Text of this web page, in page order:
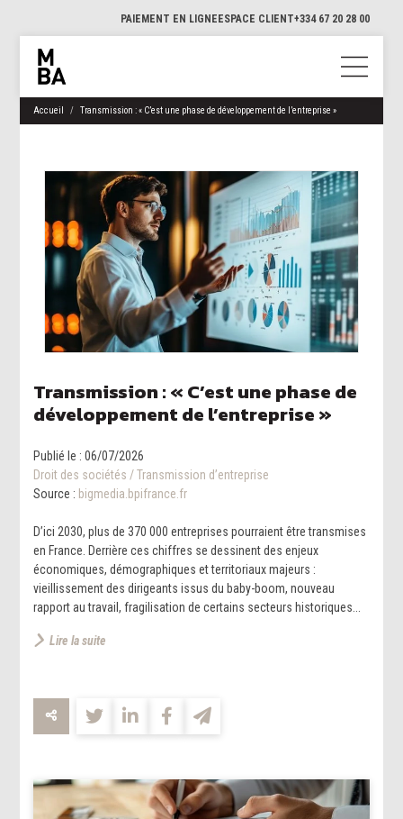
PAIEMENT EN LIGNEESPACE CLIENT+334 67 20 28 00
Accueil Transmission : « C’est une phase de développement de l’entreprise »
Transmission : « C’est une phase de
développement de l’entreprise »
Publié le :06/07/2026
Droit des sociétés /Transmission d’entreprise
Source : bigmedia.bpifrance.fr
D’ici 2030, plus de 370 000 entreprises pourraient être transmises
en France. Derrière ces chiffres se dessinent des enjeux
économiques, démographiques et territoriaux majeurs :
vieillissement des dirigeants issus du baby-boom, nouveau
rapport au travail, fragilisation de certains secteurs historiques...
Lire la suite